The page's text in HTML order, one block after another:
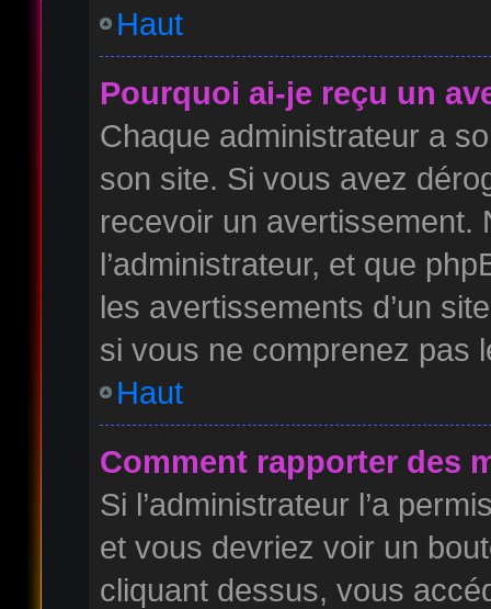
Haut
Pourquoi ai-je reçu un
Chaque administrateur a
son site. Si vous avez
recevoir un avertissement.
l’administrateur, et que
les avertissements d’un
si vous ne comprenez pas
Haut
Comment rapporter des
Si l’administrateur l’a
et vous devriez voir un
cliquant dessus, vous